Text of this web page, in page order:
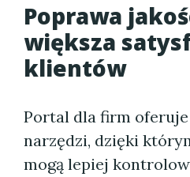
Poprawa
większa
klientów
Portal dla firm
narzędzi, dzięki
mogą lepiej